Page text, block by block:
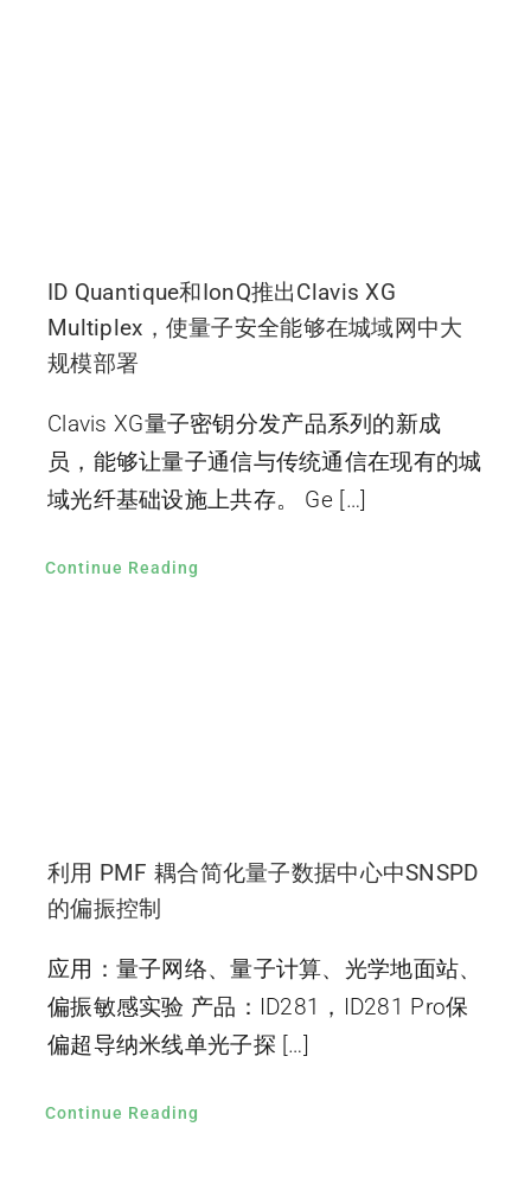
ID Quantique和IonQ推出Clavis XG
Multiplex，使量子安全能够在城域网中大
规模部署
Clavis XG量子密钥分发产品系列的新成
员，能够让量子通信与传统通信在现有的城
域光纤基础设施上共存。 Ge […]
Continue Reading
利用 PMF 耦合简化量子数据中心中SNSPD
的偏振控制
应用：量子网络、量子计算、光学地面站、
偏振敏感实验 产品：ID281，ID281 Pro保
偏超导纳米线单光子探 […]
Continue Reading